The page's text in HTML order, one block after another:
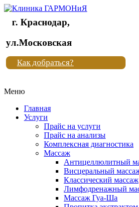
Клиника
"Новая
жизнь"
Клиника
жизнь"
г. Краснодар,
ул.Московская
Как добраться?
Меню
Главная
Услуги
Прайс на услуги
Прайс на анализы
Комплексная диагностика
Массаж
Антицеллюлитный
Висцеральный
Классический массаж
Лимфодренажный
Массаж Гуа-Ша